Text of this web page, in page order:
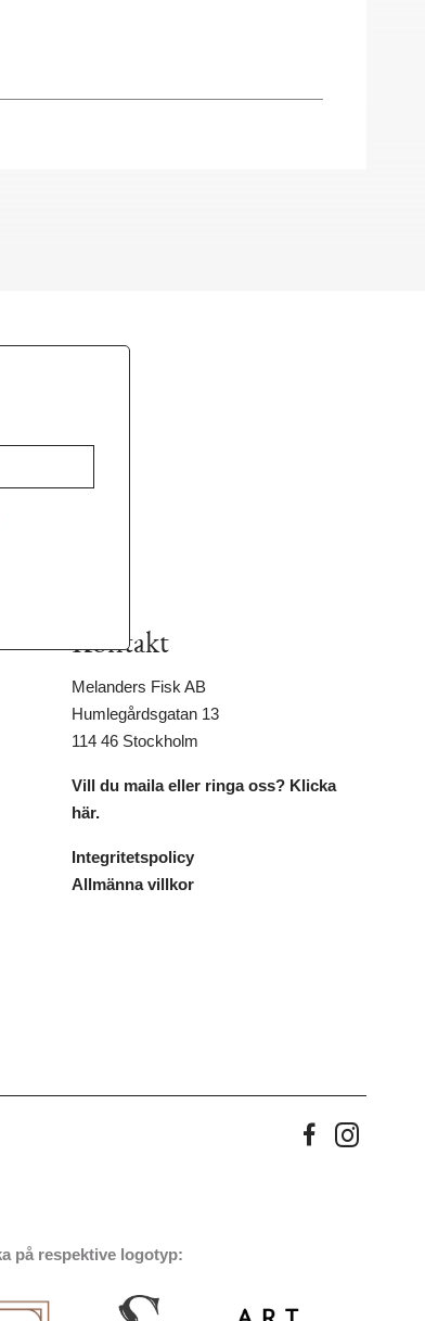
Kontakt
Melanders Fisk AB
Humlegårdsgatan 13
114 46 Stockholm
Vill du maila eller ringa oss? Klicka
här.
Integritetspolicy
Allmänna villkor
på respektive logotyp: